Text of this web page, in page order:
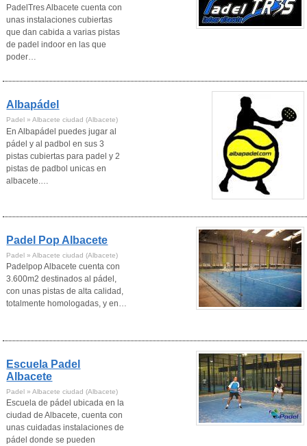
PadelTres Albacete cuenta con
unas instalaciones cubiertas
que dan cabida a varias pistas
de padel indoor en las que
poder…
Albapádel
Padel » Albacete ciudad (Albacete)
En Albapádel puedes jugar al
pádel y al padbol en sus 3
pistas cubiertas para padel y 2
pistas de padbol unicas en
albacete.…
Padel Pop Albacete
Padel » Albacete ciudad (Albacete)
Padelpop Albacete cuenta con
3.600m2 destinados al pádel,
con unas pistas de alta calidad,
totalmente homologadas, y en…
Escuela Padel
Albacete
Padel » Albacete ciudad (Albacete)
Escuela de pádel ubicada en la
ciudad de Albacete, cuenta con
unas cuidadas instalaciones de
pádel donde se pueden